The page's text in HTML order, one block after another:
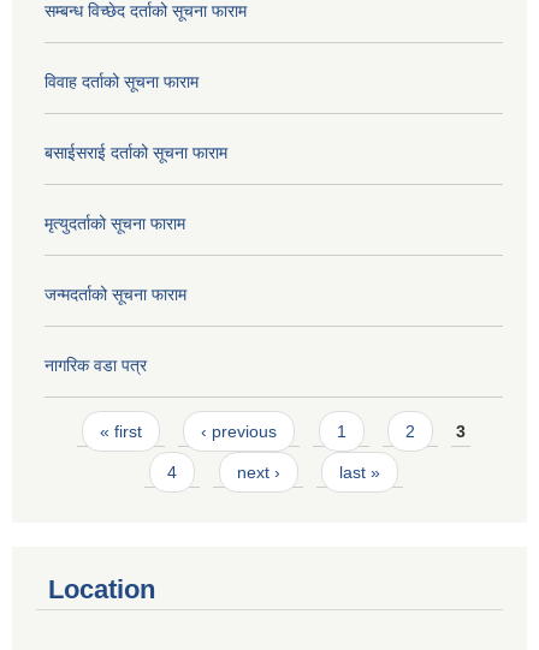
सम्बन्ध विच्छेद दर्ताको सूचना फाराम
विवाह दर्ताको सूचना फाराम
बसाईसराई दर्ताको सूचना फाराम
मृत्युदर्ताको सूचना फाराम
जन्मदर्ताको सूचना फाराम
नागरिक वडा पत्र
Pages
« first ‹ previous 1 2 3
4 next › last »
Location